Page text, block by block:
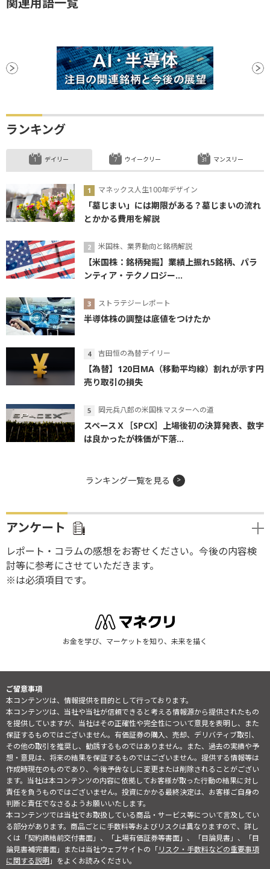
ランキング
デイリー
マネックス人生100年デザイン
「墓じまい」には期限がある？墓じまいの流れ
とかかる費用を解説
米国株、業界動向と銘柄解説
【米国株：銘柄発掘】業績上振れ5銘柄、パラ
ンティア・テクノロジー...
ストラテジーレポート
半導体株の調整は底値をつけたか
吉田恒の為替デイリー
【為替】120日MA（移動平均線）割れが示す円
売り取引の損失
岡元兵八郎の米国株マスターへの道
スペースＸ［SPCX］上場後初の決算発表、数字
は良かったが株価が下落...
ウイークリー マンスリー
ランキング一覧を見る
アンケート
レポート・コラムの感想をお寄せください。今後の内容検
討等に参考にさせていただきます。
※は必須項目です。
お金を学び、マーケットを知り、未来を描く
ご留意事項
本コンテンツは、情報提供を目的として行っております。
本コンテンツは、当社や当社が信頼できると考える情報源から提供されたもの
を提供していますが、当社はその正確性や完全性について意見を表明し、また
保証するものではございません。有価証券の購入、売却、デリバティブ取引、
その他の取引を推奨し、勧誘するものではありません。また、過去の実績や予
想・意見は、将来の結果を保証するものではございません。提供する情報等は
作成時現在のものであり、今後予告なしに変更または削除されることがござい
ます。当社は本コンテンツの内容に依拠してお客様が取った行動の結果に対し
責任を負うものではございません。投資にかかる最終決定は、お客様ご自身の
判断と責任でなさるようお願いいたします。
本コンテンツでは当社でお取扱している商品・サービス等について言及してい
る部分があります。商品ごとに手数料等およびリスクは異なりますので、詳し
くは「契約締結前交付書面」、「上場有価証券等書面」、「目論見書」、「目
論見書補完書面」または当社ウェブサイトの「リスク・手数料などの重要事項
に関する説明」をよくお読みください。